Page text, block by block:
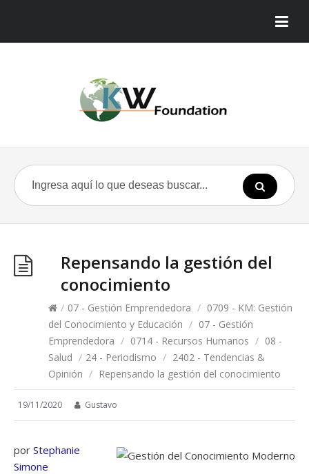
Repensando la gestión del
conocimiento
/ 07 - Gestión Emprendedora / 0709 - KM: Gestión
del Conocimiento y Educación / 07 - Gestión
Emprendedora / 0714 - Recursos Humanos / 08 -
Salud / 24 - Periodismo / 2402 - Tendencias &
Opinión / Repensando la gestión del conocimiento
19/11/2020 Gustavo
por Stephanie
Simone